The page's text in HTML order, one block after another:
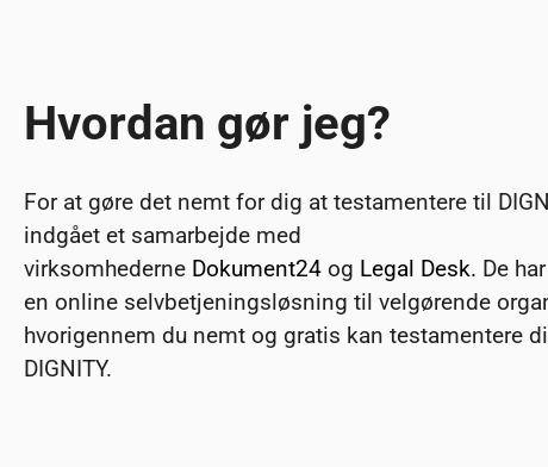
Hvordan gør jeg?
For at gøre det nemt for dig at testamentere til
indgået et samarbejde med
virksomhederne Dokument24 og Legal Desk. De
en online selvbetjeningsløsning til velgørende
hvorigennem du nemt og gratis kan testamentere
DIGNITY.